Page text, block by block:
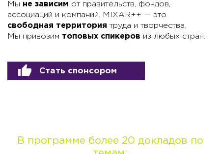
Мы не зависим от правительств, фондов,
ассоциаций и компаний. MIXAR++ — это
свободная территория труда и творчества.
Мы привозим топовых спикеров из любых стран.
Стать спонсором
В программе более 20 докладов по